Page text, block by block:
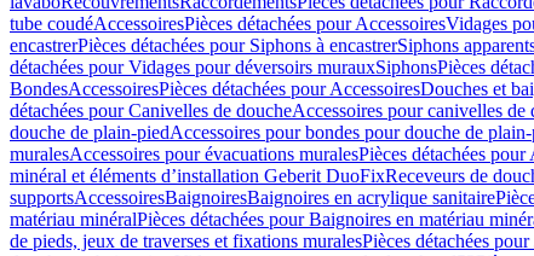
tube coudéAccessoiresPièces détachées pour AccessoiresVidages
encastrerPièces détachées pour Siphons à encastrerSiphons
détachées pour Vidages pour déversoirs murauxSiphonsPièces
BondesAccessoiresPièces détachées pour AccessoiresDouches et
détachées pour Canivelles de doucheAccessoires pour canivelles de
douche de plain-piedAccessoires pour bondes pour douche de
muralesAccessoires pour évacuations muralesPièces détachées
minéral et éléments d’installation Geberit DuoFixReceveurs de
supportsAccessoiresBaignoiresBaignoires en acrylique sanitaire
matériau minéralPièces détachées pour Baignoires en matériau
de pieds, jeux de traverses et fixations muralesPièces détachées